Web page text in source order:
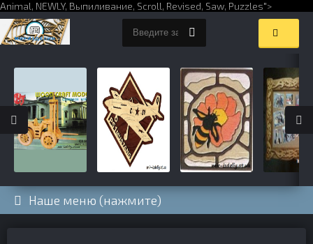
Animal, NEWLY, Выпиливание, Scroll, Revised, Saw, Puzzles">
Наше меню (нажмите)